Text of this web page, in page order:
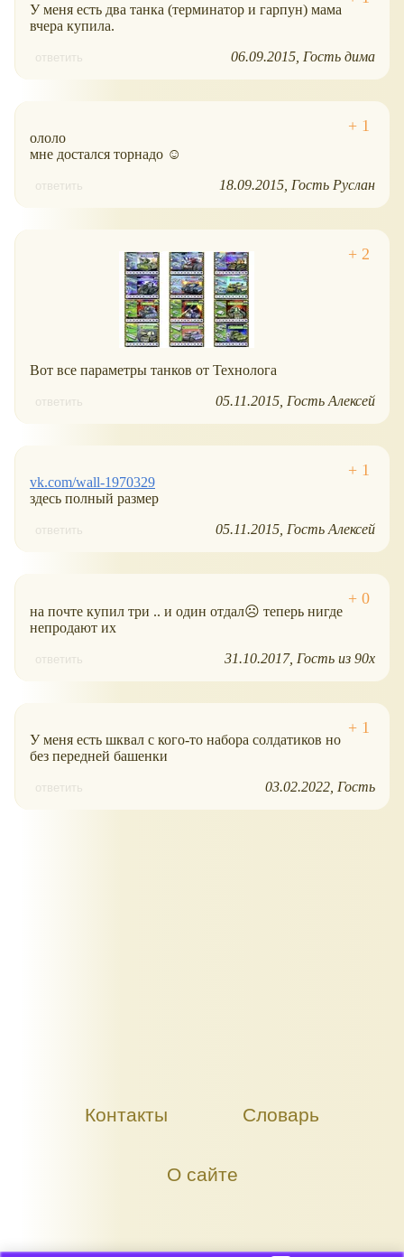
У меня есть два танка (терминатор и гарпун) мама
вчера купила.
ответить 06.09.2015 Гость дима
ололо
мне достался торнадо ☺
ответить 18.09.2015 Гость Руслан
Вот все параметры танков от Технолога
ответить 05.11.2015 Гость Алексей
vk.com/wall-1970329
здесь полный размер
ответить 05.11.2015 Гость Алексей
на почте купил три .. и один отдал☹ теперь нигде
непродают их
ответить 31.10.2017 Гость из 90х
У меня есть шквал с кого-то набора солдатиков но
без передней башенки
ответить 03.02.2022 Гость
Контакты Словарь
О сайте